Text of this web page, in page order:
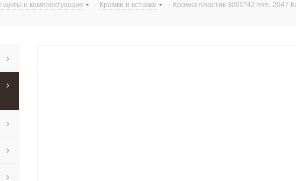
и комплектующие - Кромки и вставки - Кромка пластик 3000*42 mm. 2047